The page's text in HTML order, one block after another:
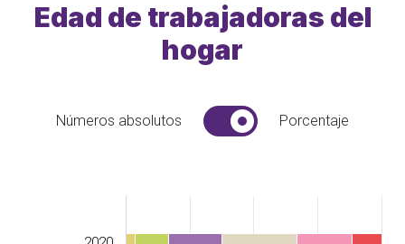
Edad de trabajadoras del
hogar
Números absolutos Porcentaje